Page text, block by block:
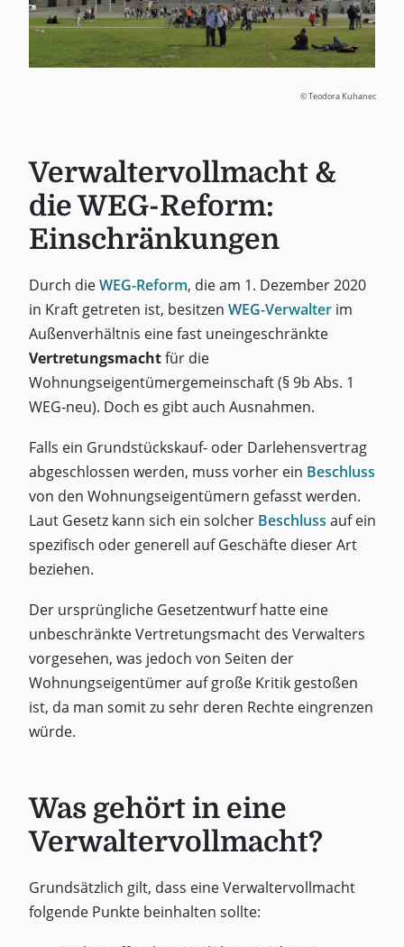
© Teodora Kuhanec
Verwaltervollmacht &
die WEG-Reform:
Einschränkungen
Durch dieWEG-Reform, die am 1. Dezember 2020
in Kraft getreten ist, besitzen WEG-Verwalterim
Außenverhältnis eine fast uneingeschränkte
Vertretungsmachtfür die
Wohnungseigentümergemeinschaft (§ 9b Abs. 1
WEG-neu). Doch es gibt auch Ausnahmen.
Falls ein Grundstückskauf- oder Darlehensvertrag
abgeschlossen werden, muss vorher ein Beschluss
von den Wohnungseigentümern gefasst werden.
Laut Gesetz kann sich ein solcher Beschluss auf ein
spezifisch oder generell auf Geschäfte dieser Art
beziehen.
Der ursprüngliche Gesetzentwurf hatte eine
unbeschränkte Vertretungsmacht des Verwalters
vorgesehen, was jedoch von Seiten der
Wohnungseigentümer auf große Kritik gestoßen
ist, da man somit zu sehr deren Rechte eingrenzen
würde.
Was gehört in eine
Verwaltervollmacht?
Grundsätzlich gilt, dass eine Verwaltervollmacht
folgende Punkte beinhalten sollte: